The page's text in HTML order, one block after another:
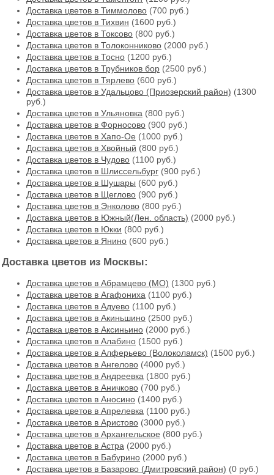
Доставка цветов в Тиммолово (700 руб.)
Доставка цветов в Тихвин (1600 руб.)
Доставка цветов в Токсово (800 руб.)
Доставка цветов в Толоконниково (2000 руб.)
Доставка цветов в Тосно (1200 руб.)
Доставка цветов в Трубников бор (2500 руб.)
Доставка цветов в Тярлево (600 руб.)
Доставка цветов в Удальцово (Приозерский район) (1300
руб.)
Доставка цветов в Ульяновка (800 руб.)
Доставка цветов в Форносово (900 руб.)
Доставка цветов в Хапо-Ое (1000 руб.)
Доставка цветов в Хвойный (800 руб.)
Доставка цветов в Чудово (1100 руб.)
Доставка цветов в Шлиссельбург (900 руб.)
Доставка цветов в Шушары (600 руб.)
Доставка цветов в Щеглово (900 руб.)
Доставка цветов в Энколово (800 руб.)
Доставка цветов в Южный(Лен. область) (2000 руб.)
Доставка цветов в Юкки (800 руб.)
Доставка цветов в Янино (600 руб.)
Доставка цветов из Москвы:
Доставка цветов в Абрамцево (МО) (1300 руб.)
Доставка цветов в Агафониха (1100 руб.)
Доставка цветов в Адуево (1100 руб.)
Доставка цветов в Акиньшино (2500 руб.)
Доставка цветов в Аксиньино (2000 руб.)
Доставка цветов в Алабино (1500 руб.)
Доставка цветов в Алферьево (Волоколамск) (1500 руб.)
Доставка цветов в Ангелово (4000 руб.)
Доставка цветов в Андреевка (1800 руб.)
Доставка цветов в Аничково (700 руб.)
Доставка цветов в Аносино (1400 руб.)
Доставка цветов в Апрелевка (1100 руб.)
Доставка цветов в Аристово (3000 руб.)
Доставка цветов в Архангельское (800 руб.)
Доставка цветов в Астра (2000 руб.)
Доставка цветов в Бабурино (2000 руб.)
Доставка цветов в Базарово (Дмитровский район) (0 руб.)